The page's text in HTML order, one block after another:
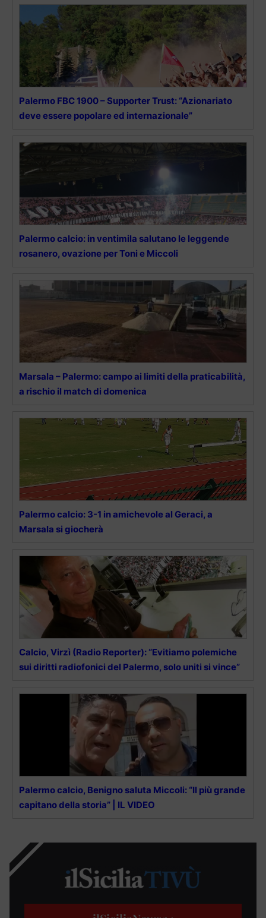
Palermo FBC 1900 – Supporter Trust: “Azionariato
deve essere popolare ed internazionale”
Palermo calcio: in ventimila salutano le leggende
rosanero, ovazione per Toni e Miccoli
Marsala – Palermo: campo ai limiti della praticabilità,
a rischio il match di domenica
Palermo calcio: 3-1 in amichevole al Geraci, a
Marsala si giocherà
Calcio, Virzì (Radio Reporter): “Evitiamo polemiche
sui diritti radiofonici del Palermo, solo uniti si vince”
Palermo calcio, Benigno saluta Miccoli: “Il più grande
capitano della storia” | IL VIDEO